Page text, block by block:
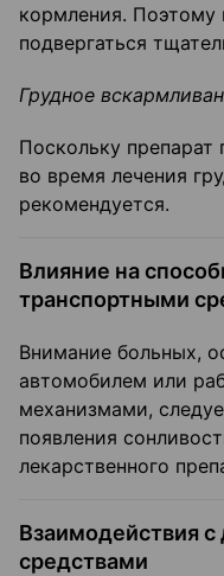
кормления.
подвергаться
Грудное
Поскольку препарат
во время лечения
рекомендуется.
Влияние на
транспортными
Внимание больных,
автомобилем или
механизмами,
появления
лекарственного
Взаимодействия
средствами